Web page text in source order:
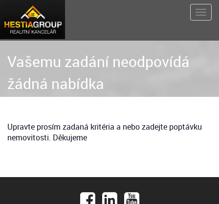
Vašemu zadání neodpovídá
žádná nabídka
Upravte prosím zadaná kritéria a nebo zadejte poptávku
nemovitosti. Děkujeme